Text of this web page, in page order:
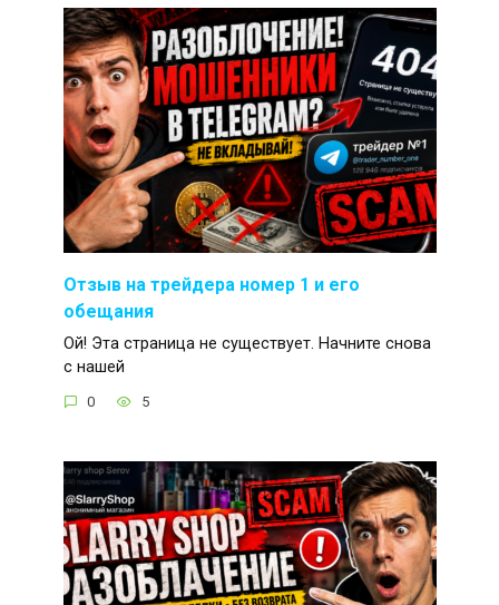
Отзыв на трейдера номер 1 и его
обещания
Ой! Эта страница не существует. Начните снова
с нашей
0 5